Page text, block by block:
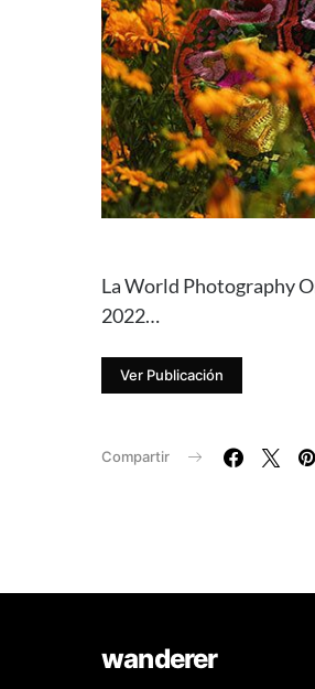
La World Photography
2022…
Ver Publicación
Compartir
wanderer